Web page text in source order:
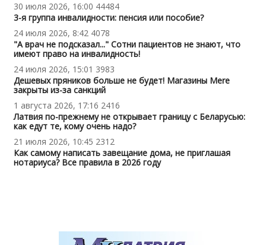
30 июля 2026, 16:00 44484
3-я группа инвалидности: пенсия или пособие?
24 июля 2026, 8:42 4078
"А врач не подсказал..." Сотни пациентов не знают, что
имеют право на инвалидность!
24 июля 2026, 15:01 3983
Дешевых пряников больше не будет! Магазины Mere
закрыты из-за санкций
1 августа 2026, 17:16 2416
Латвия по-прежнему не открывает границу с Беларусью:
как едут те, кому очень надо?
21 июля 2026, 10:45 2312
Как самому написать завещание дома, не приглашая
нотариуса? Все правила в 2026 году